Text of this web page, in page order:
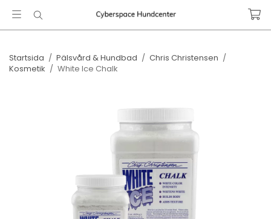
Startsida / Pälsvård & Hundbad / Chris Christensen /
Kosmetik / White Ice Chalk